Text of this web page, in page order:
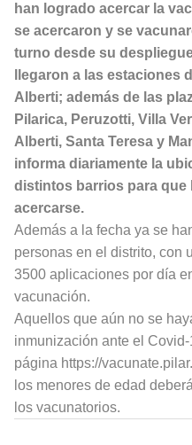
han logrado acercar la
se acercaron y se
turno desde su
llegaron a las estaciones
Alberti; además de las
Pilarica, Peruzotti, Villa
Alberti, Santa Teresa y
informa diariamente la
distintos barrios para que
acercarse.
Además a la fecha ya se
personas en el distrito, con
3500 aplicaciones por día
vacunación.
Aquellos que aún no se
inmunización ante el
página https://
los menores de edad
los vacunatorios.